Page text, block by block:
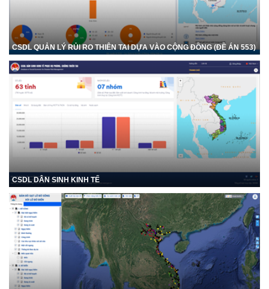
CSDL QUẢN LÝ RỦI RO THIÊN TAI DỰA VÀO CỘNG ĐỒNG (ĐỀ ÁN 553)
CSDL DÂN SINH KINH TẾ